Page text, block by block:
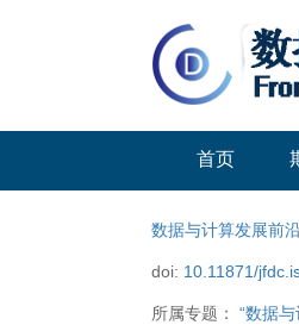
首页
数据与计算发展前
doi: 10.11871/
所属专题： “数据与